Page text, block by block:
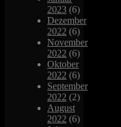
2023 (6)
Dezember
2022 (6)
November
2022 (6)
Oktober
2022 (6)
September
2022 (2)
August
2022 (6)